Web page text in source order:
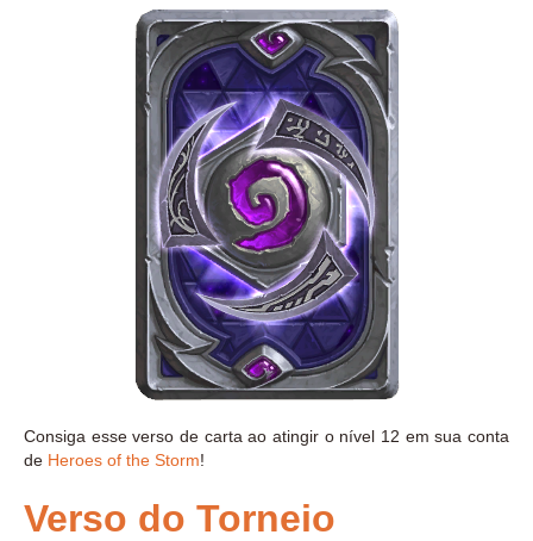
Consiga esse verso de carta ao atingir o nível 12 em sua conta
de Heroes of the Storm!
Verso do Torneio